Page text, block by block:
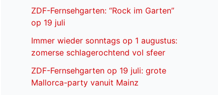
ZDF-Fernsehgarten: “Rock im Garten”
op 19 juli
Immer wieder sonntags op 1 augustus:
zomerse schlagerochtend vol sfeer
ZDF-Fernsehgarten op 19 juli: grote
Mallorca-party vanuit Mainz